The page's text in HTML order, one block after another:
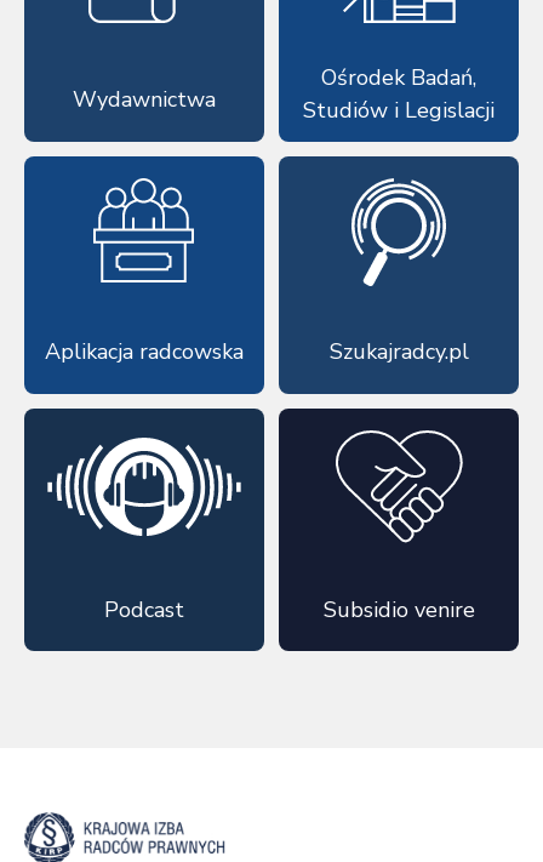
Wydawnictwa
Ośrodek Badań,
Studiów i Legislacji
Aplikacja radcowska Szukajradcy.pl
Podcast Subsidio venire